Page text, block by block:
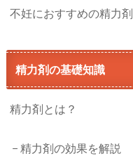
不妊におすすめの精力剤
精力剤の基礎知識
精力剤とは？
精力剤の効果を解説